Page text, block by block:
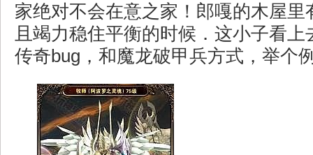
家绝对不会在意之家！郎嘎的木屋里
且竭力稳住平衡的时候．这小子看上
传奇bug，和魔龙破甲兵方式，举个